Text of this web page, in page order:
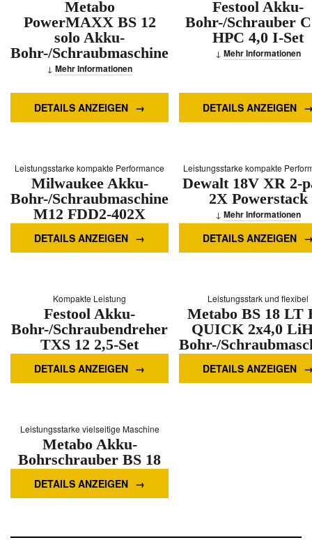
Metabo
PowerMAXX BS 12
solo Akku-
Bohr-/Schraubmaschine
DETAILS ANZEIGEN
Mehr Informationen
Festool Akku-
Bohr-/Schrauber
HPC 4,0 I-Set
DETAILS ANZEIGEN
Mehr Informationen
Leistungsstarke kompakte Performance
Milwaukee Akku-
Bohr-/Schraubmaschine
M12 FDD2-402X
DETAILS ANZEIGEN
Leistungsstarke kompakte
Dewalt 18V XR 2-
2X Powerstack
DETAILS ANZEIGEN
Mehr Informationen
Kompakte Leistung
Festool Akku-
Bohr-/Schraubendreher
TXS 12 2,5-Set
DETAILS ANZEIGEN
Leistungsstark und flexibel
Metabo BS 18 LT
QUICK 2x4,0
Bohr-/
DETAILS ANZEIGEN
Leistungsstarke vielseitige Maschine
Metabo Akku-
Bohrschrauber BS 18
Quick 18V
DETAILS ANZEIGEN
Mehr Informationen